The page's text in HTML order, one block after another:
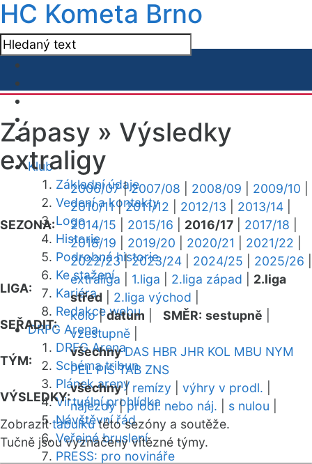
HC Kometa Brno
Klub
Základní údaje
Vedení a kontakty
Logo
Historie
Podrobná historie
Ke stažení
Kariéra
Redakce webu
DRFG Arena
DRFG Arena
Schéma tribun
Plánek areny
Virtuální prohlídka
Návštěvní řád
Veřejné bruslení
PRESS: pro novináře
Zápasy » Výsledky
extraligy
SEZONA:
2006/07|2007/08 2008/09 2009/10
2010/11|2011/12 2012/13 2013/14
2014/15
2015/16 2016/17 2017/18
2018/19
2019/20 2020/21 2021/22
2022/23|2023/24 2024/25 2025/26
LIGA:
extraliga 1.liga 2.liga západ
2.liga
střed
2.liga východ
SEŘADIT:
kolo|datum SMĚR: sestupně
vzestupně
TÝM:
všechny DAS HBR JHR KOL MBU NYM
PEL PIS TAB ZNS
VÝSLEDKY:
všechny| remízy výhry v prodl.
nájezdy|prodl. nebo náj. s nulou
Zobrazittabulkutéto sezóny a soutěže.
Tučně jsou vyznačeny vítězné týmy.